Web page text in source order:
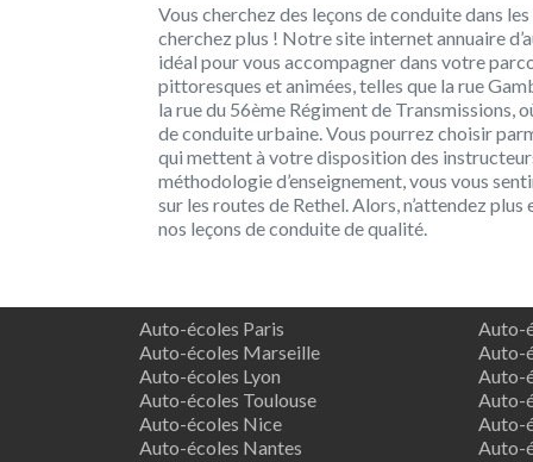
Vous cherchez des leçons de conduite dans
cherchez plus ! Notre site internet annuaire
idéal pour vous accompagner dans votre
pittoresques et animées, telles que la rue
la rue du 56ème Régiment de Transmissions,
de conduite urbaine. Vous pourrez choisir
qui mettent à votre disposition des
méthodologie d’enseignement, vous vous
sur les routes de Rethel. Alors, n’attendez
nos leçons de conduite de qualité.
Auto-écoles Paris
Auto-écoles Marseille
Auto-écoles Lyon
Auto-écoles Toulouse
Auto-écoles Nice
Auto-écoles Nantes
Auto-
Auto-
Auto-
Auto-
Auto-
Auto-